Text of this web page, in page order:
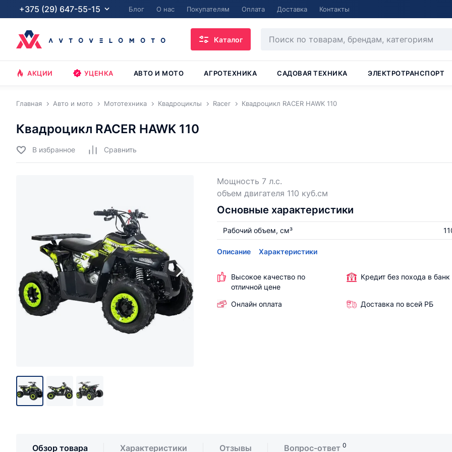
+375 (29) 647-55-15 Блог О нас Покупателям Оплата Доставка Контакты
Каталог
АКЦИИ УЦЕНКА АВТО И МОТО АГРОТЕХНИКА САДОВАЯ ТЕХНИКА ЭЛЕКТРОТРАНСПОРТ
Главная Авто и мото Мототехника Квадроциклы Racer Квадроцикл RACER HAWK 110
Квадроцикл RACER HAWK 110
В избранное Cравнить
Мощность 7 л.с.
объем двигателя 110 куб.см
Основные характеристики
Рабочий объем, см³
Описание Характеристики
Высокое качество по
отличной цене
Кредит без похода в банк
Онлайн оплата Доставка по всей РБ
Обзор товара Характеристики Отзывы Вопрос-ответ 0